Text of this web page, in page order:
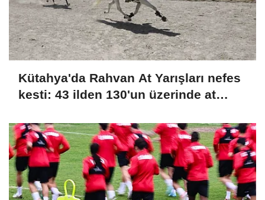
Kütahya'da Rahvan At Yarışları nefes
kesti: 43 ilden 130'un üzerinde at